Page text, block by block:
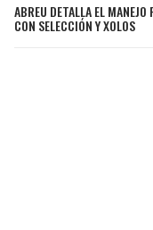
ABREU DETALLA EL
CON SELECCIÓN Y XOLOS